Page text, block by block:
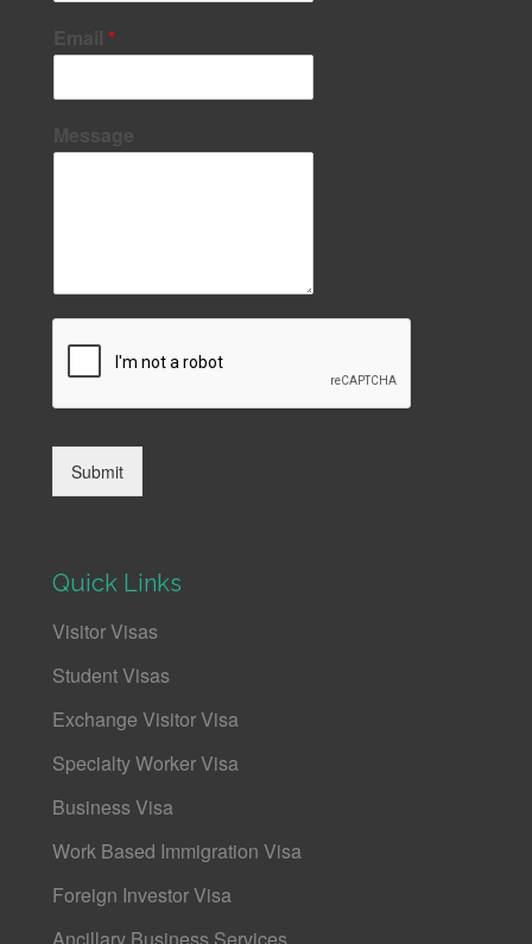
Email*
Submit
Quick Links
Visitor Visas
Student Visas
Exchange Visitor Visa
Specialty Worker Visa
Business Visa
Work Based Immigration Visa
Foreign Investor Visa